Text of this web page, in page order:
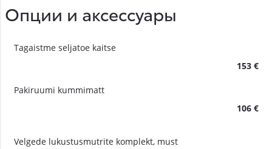
Опции и аксессуары
Tagaistme seljatoe kaitse
153 €
Pakiruumi kummimatt
106 €
Velgede lukustusmutrite komplekt, must